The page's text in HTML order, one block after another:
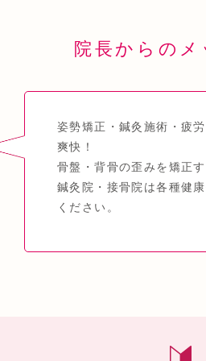
院長からのメ
姿勢矯正・鍼灸施術・疲
爽快！
骨盤・背骨の歪みを矯正
鍼灸院・接骨院は各種健
ください。